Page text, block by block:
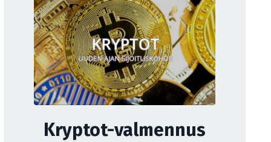
Kryptot-valmennus